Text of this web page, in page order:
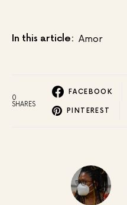
In this article: Amor
0
SHARES
FACEBOOK
PINTEREST